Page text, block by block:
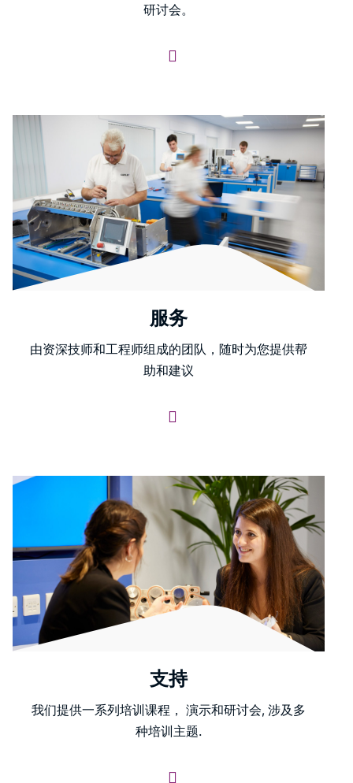
研讨会。
服务
由资深技师和工程师组成的团队，随时为您提供帮
助和建议
支持
我们提供一系列培训课程， 演示和研讨会, 涉及多
种培训主题.